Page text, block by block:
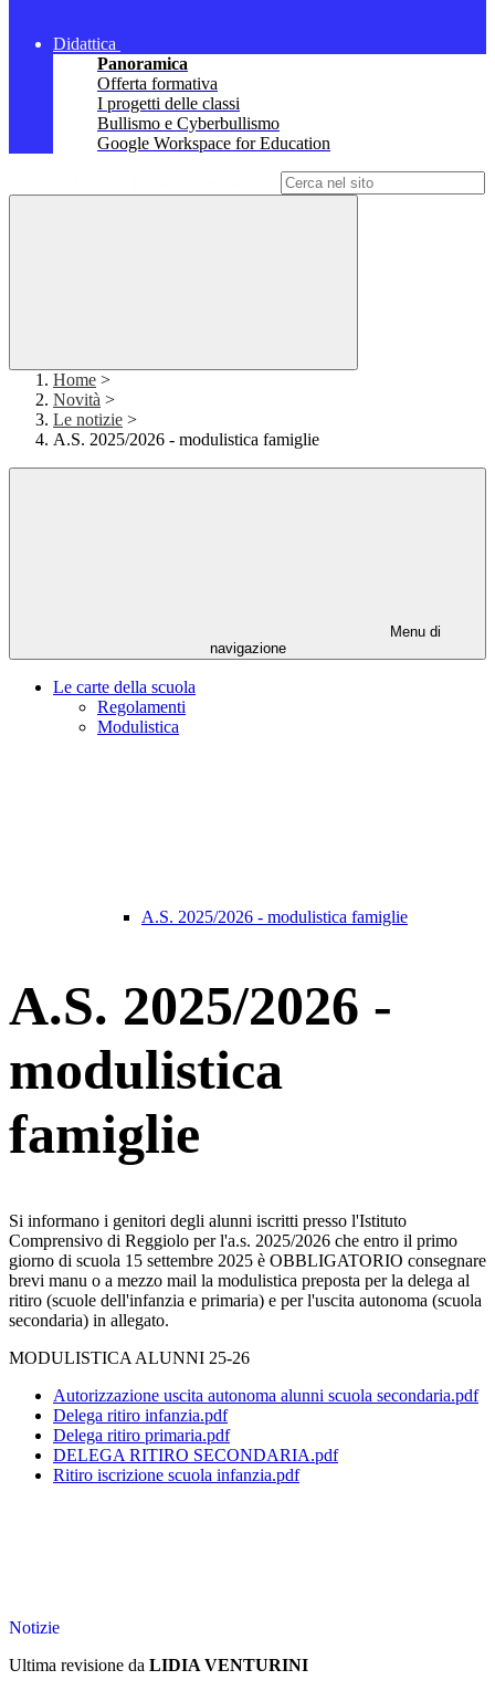
Didattica
Panoramica
Offerta formativa
I progetti delle classi
Bullismo e Cyberbullismo
Google Workspace for Education
Home >
Novità >
Le notizie >
A.S. 2025/2026 - modulistica famiglie
Menu di
navigazione
Le carte della scuola
Regolamenti
Modulistica
A.S. 2025/2026 - modulistica famiglie
A.S. 2025/2026 -
modulistica
famiglie
Si informano i genitori degli alunni iscritti presso l'Istituto
Comprensivo di Reggiolo per l'a.s. 2025/2026 che entro il primo
giorno di scuola 15 settembre 2025 è OBBLIGATORIO consegnare
brevi manu o a mezzo mail la modulistica preposta per la delega al
ritiro (scuole dell'infanzia e primaria) e per l'uscita autonoma (scuola
secondaria) in allegato.
MODULISTICA ALUNNI 25-26
Autorizzazione uscita autonoma alunni scuola secondaria.pdf
Delega ritiro infanzia.pdf
Delega ritiro primaria.pdf
DELEGA RITIRO SECONDARIA.pdf
Ritiro iscrizione scuola infanzia.pdf
Notizie
Ultima revisione da LIDIA VENTURINI